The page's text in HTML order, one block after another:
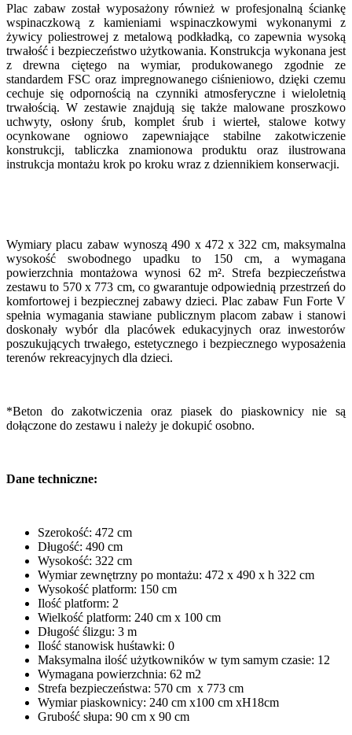
Plac zabaw został wyposażony również w profesjonalną ściankę
wspinaczkową z kamieniami wspinaczkowymi wykonanymi z
żywicy poliestrowej z metalową podkładką, co zapewnia wysoką
trwałość i bezpieczeństwo użytkowania. Konstrukcja wykonana jest
z drewna ciętego na wymiar, produkowanego zgodnie ze
standardem FSC oraz impregnowanego ciśnieniowo, dzięki czemu
cechuje się odpornością na czynniki atmosferyczne i wieloletnią
trwałością. W zestawie znajdują się także malowane proszkowo
uchwyty, osłony śrub, komplet śrub i wierteł, stalowe kotwy
ocynkowane ogniowo zapewniające stabilne zakotwiczenie
konstrukcji, tabliczka znamionowa produktu oraz ilustrowana
instrukcja montażu krok po kroku wraz z dziennikiem konserwacji.
Wymiary placu zabaw wynoszą 490 x 472 x 322 cm, maksymalna
wysokość swobodnego upadku to 150 cm, a wymagana
powierzchnia montażowa wynosi 62 m². Strefa bezpieczeństwa
zestawu to 570 x 773 cm, co gwarantuje odpowiednią przestrzeń do
komfortowej i bezpiecznej zabawy dzieci. Plac zabaw Fun Forte V
spełnia wymagania stawiane publicznym placom zabaw i stanowi
doskonały wybór dla placówek edukacyjnych oraz inwestorów
poszukujących trwałego, estetycznego i bezpiecznego wyposażenia
terenów rekreacyjnych dla dzieci.
*Beton do zakotwiczenia oraz piasek do piaskownicy nie są
dołączone do zestawu i należy je dokupić osobno.
Dane techniczne:
Szerokość: 472 cm
Długość: 490 cm
Wysokość: 322 cm
Wymiar zewnętrzny po montażu: 472 x 490 x h 322 cm
Wysokość platform: 150 cm
Ilość platform: 2
Wielkość platform: 240 cm x 100 cm
Długość ślizgu: 3 m
Ilość stanowisk huśtawki: 0
Maksymalna ilość użytkowników w tym samym czasie: 12
Wymagana powierzchnia: 62 m2
Strefa bezpieczeństwa: 570 cm x 773 cm
Wymiar piaskownicy: 240 cm x100 cm xH18cm
Grubość słupa: 90 cm x 90 cm